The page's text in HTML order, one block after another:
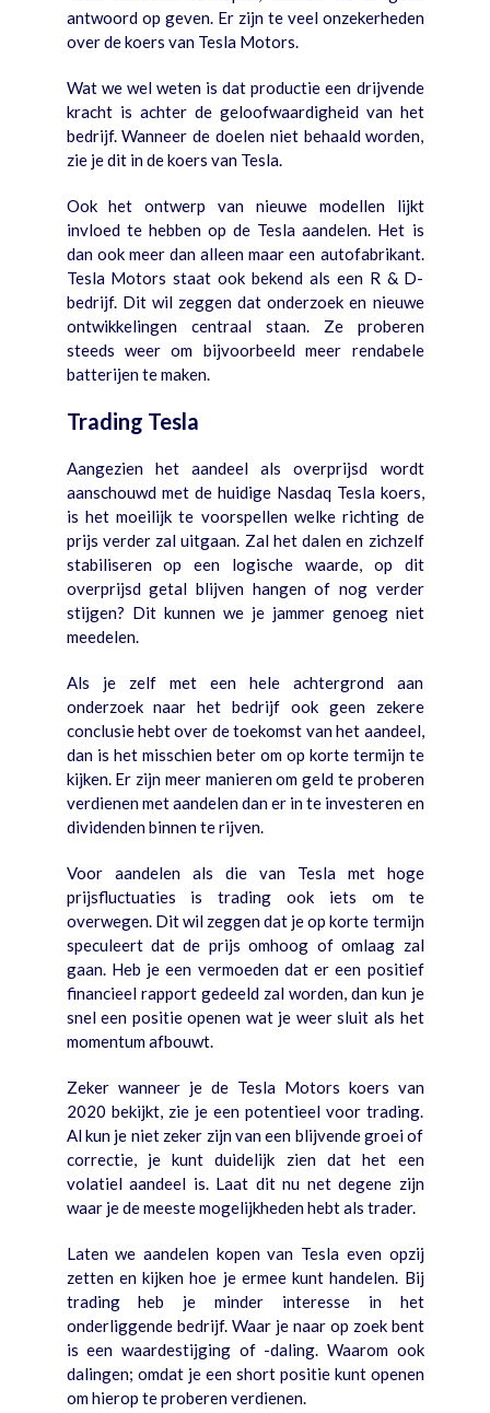
antwoord op geven. Er zijn te veel onzekerheden
over de koers van Tesla Motors.
Wat we wel weten is dat productie een drijvende
kracht is achter de geloofwaardigheid van het
bedrijf. Wanneer de doelen niet behaald worden,
zie je dit in de koers van Tesla.
Ook het ontwerp van nieuwe modellen lijkt
invloed te hebben op de Tesla aandelen. Het is
dan ook meer dan alleen maar een autofabrikant.
Tesla Motors staat ook bekend als een R & D-
bedrijf. Dit wil zeggen dat onderzoek en nieuwe
ontwikkelingen centraal staan. Ze proberen
steeds weer om bijvoorbeeld meer rendabele
batterijen te maken.
Trading Tesla
Aangezien het aandeel als overprijsd wordt
aanschouwd met de huidige Nasdaq Tesla koers,
is het moeilijk te voorspellen welke richting de
prijs verder zal uitgaan. Zal het dalen en zichzelf
stabiliseren op een logische waarde, op dit
overprijsd getal blijven hangen of nog verder
stijgen? Dit kunnen we je jammer genoeg niet
meedelen.
Als je zelf met een hele achtergrond aan
onderzoek naar het bedrijf ook geen zekere
conclusie hebt over de toekomst van het aandeel,
dan is het misschien beter om op korte termijn te
kijken. Er zijn meer manieren om geld te proberen
verdienen met aandelen dan er in te investeren en
dividenden binnen te rijven.
Voor aandelen als die van Tesla met hoge
prijsfluctuaties is trading ook iets om te
overwegen. Dit wil zeggen dat je op korte termijn
speculeert dat de prijs omhoog of omlaag zal
gaan. Heb je een vermoeden dat er een positief
financieel rapport gedeeld zal worden, dan kun je
snel een positie openen wat je weer sluit als het
momentum afbouwt.
Zeker wanneer je de Tesla Motors koers van
2020 bekijkt, zie je een potentieel voor trading.
Al kun je niet zeker zijn van een blijvende groei of
correctie, je kunt duidelijk zien dat het een
volatiel aandeel is. Laat dit nu net degene zijn
waar je de meeste mogelijkheden hebt als trader.
Laten we aandelen kopen van Tesla even opzij
zetten en kijken hoe je ermee kunt handelen. Bij
trading heb je minder interesse in het
onderliggende bedrijf. Waar je naar op zoek bent
is een waardestijging of -daling. Waarom ook
dalingen; omdat je een short positie kunt openen
om hierop te proberen verdienen.